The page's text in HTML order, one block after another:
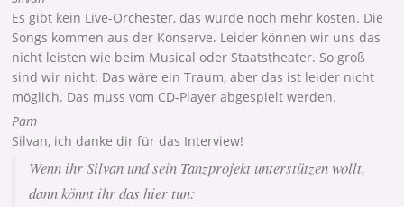
Es gibt kein Live-Orchester, das würde noch mehr kosten. Die
Songs kommen aus der Konserve. Leider können wir uns das
nicht leisten wie beim Musical oder Staatstheater. So groß
sind wir nicht. Das wäre ein Traum, aber das ist leider nicht
möglich. Das muss vom CD-Player abgespielt werden.
Pam
Silvan, ich danke dir für das Interview!
Wenn ihr Silvan und sein Tanzprojekt unterstützen wollt,
dann könnt ihr das hier tun: